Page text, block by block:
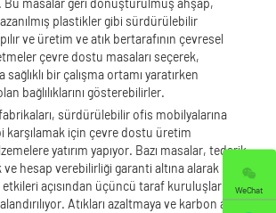
Bu masalar geri dönüştürülmüş ahşap,
plastikler gibi sürdürülebilir
ve üretim ve atık bertarafının çevresel
çevre dostu masaları seçerek,
sağlıklı bir çalışma ortamı yaratırken
bağlılıklarını gösterebilirler.
sürdürülebilir ofis mobilyalarına
karşılamak için çevre dostu üretim
yatırım yapıyor. Bazı masalar, tedarik
hesap verebilirliği garanti altına alarak
açısından üçüncü taraf kuruluşlar
Atıkları azaltmaya ve karbon ayak
WeChat